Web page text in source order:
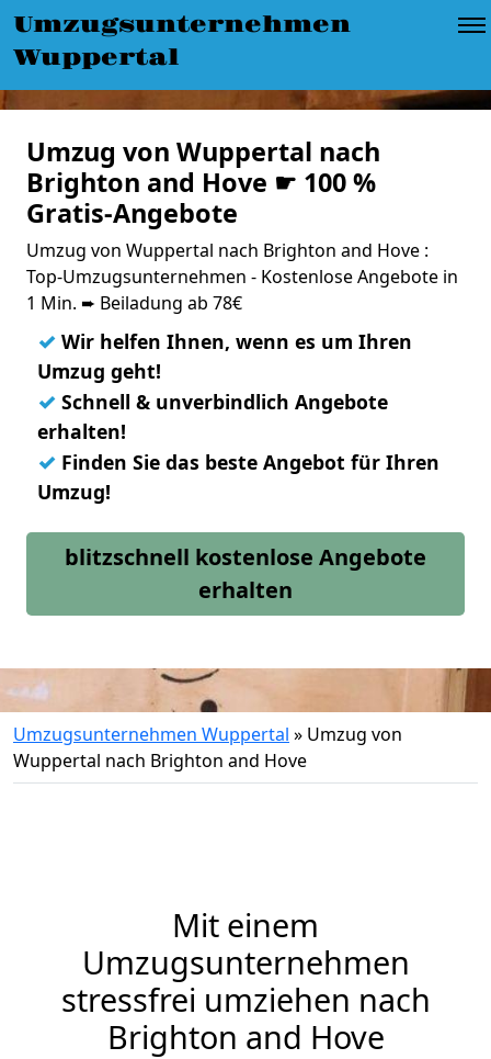
Umzugsunternehmen
Wuppertal
Umzug von Wuppertal nach
Brighton and Hove ☛ 100 %
Gratis-Angebote
Umzug von Wuppertal nach Brighton and Hove :
Top-Umzugsunternehmen - Kostenlose Angebote in
1 Min. ➨ Beiladung ab 78€
✓ Wir helfen Ihnen, wenn es um Ihren
Umzug geht!
✓ Schnell & unverbindlich Angebote
erhalten!
✓ Finden Sie das beste Angebot für Ihren
Umzug!
blitzschnell kostenlose Angebote
erhalten
Umzugsunternehmen Wuppertal » Umzug von
Wuppertal nach Brighton and Hove
Mit einem
Umzugsunternehmen
stressfrei umziehen nach
Brighton and Hove